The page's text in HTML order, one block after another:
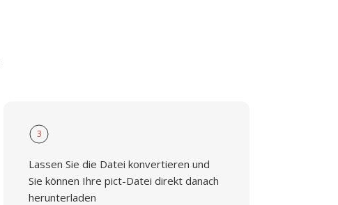
3
Lassen Sie die Datei konvertieren und
Sie können Ihre pict-Datei direkt danach
herunterladen